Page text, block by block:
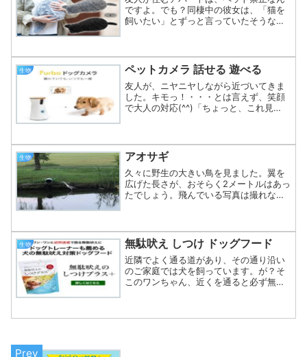
ですよ。でも？同棲中の彼女は、「猫を
飼いたい」とずっと言っていたそうなん
(function(b,c,f,g,...
生物 ペットカメラ 話せる 遊べる
友人が、ニヤニヤしながら近づいてきま
した。キモっ！・・・とは言えず、笑顔
で大人の対応(^^)「ちょっと、これ見
ゃんの映像でした。で？...
生物 アオサギ
久々に野生の大きい鳥を見ました。翼を
広げた長さが、おそらく2メートルはあっ
たでしょう。飛んでいる写真は撮れなか
た。太古には、翼を広げ...
生物 無駄吠え しつけ ドッグフード
近隣でよく通る道があり、その通り沿い
のご家庭では犬を飼っています。が？そ
このワンちゃん、近くを通ると必ず無駄